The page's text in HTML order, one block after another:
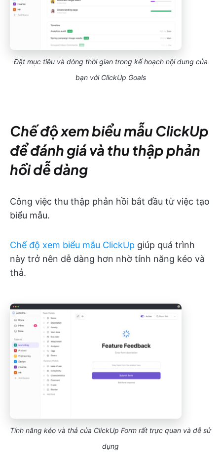
Đặt mục tiêu và dòng thời gian trong kế hoạch nội dung của
bạn với ClickUp Goals
Chế độ xem biểu mẫu ClickUp
để đánh giá và thu thập phản
hồi dễ dàng
Công việc thu thập phản hồi bắt đầu từ việc tạo
biểu mẫu.
Chế độ xem biểu mẫu ClickUp giúp quá trình
này trở nên dễ dàng hơn nhờ tính năng kéo và
thả.
Tính năng kéo và thả của ClickUp Form rất trực quan và dễ sử
dụng